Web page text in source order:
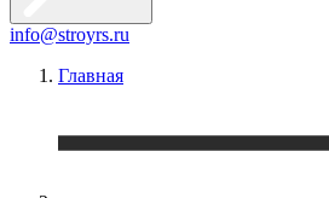
info@stroyrs.ru
Главная